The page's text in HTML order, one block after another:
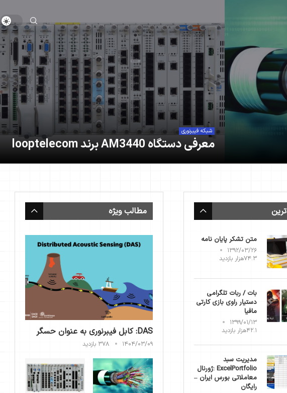
شبکه فیبرنوری
معرفی دستگاه AM3440 برند looptelecom
متن تشکر پایان نامه
۱۳۹۲/۰۳/۲۶
۷۴.۳هزار بازدید
بات / ربات تلگرامی
دستیار راوی بازی کارتی
مافیا
۱۳۹۹/۰۱/۱۳
۴۲.۱هزار بازدید
مدیریت سبد
ExcelPortfolio :ژورنال
معاملاتی بورس ایران –
رایگان
مطالب ویژه
DAS: کابل فیبرنوری به عنوان حسگر
۱۴۰۴/۰۳/۰۹ ۳۷۸ بازدید